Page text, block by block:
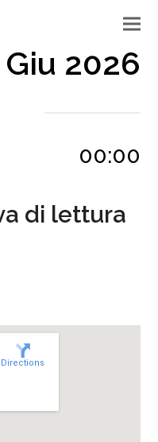
2026
00:00
di lettura
Directions